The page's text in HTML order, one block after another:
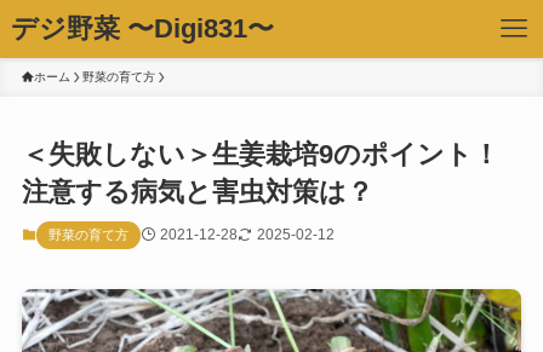
デジ野菜 〜Digi831〜
ホーム 野菜の育て方
＜失敗しない＞生姜栽培9のポイント！
注意する病気と害虫対策は？
野菜の育て方 2021-12-28 2025-02-12